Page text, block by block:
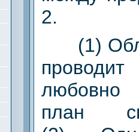
2.
(1)
план